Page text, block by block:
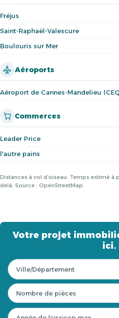
Fréjus
Saint-Raphaël-Valescure
Boulouris sur Mer
Aéroports
Aéroport de Cannes-Mandelieu
Commerces
Leader Price
l'autre pains
Distances à vol d’oiseau. Temps estimé à
delà. Source : OpenStreetMap.
Votre projet
ici.